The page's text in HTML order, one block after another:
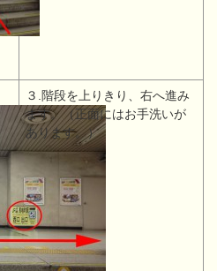
３.階段を上りきり、右へ進み
ます。（正面にはお手洗いが
あります。）